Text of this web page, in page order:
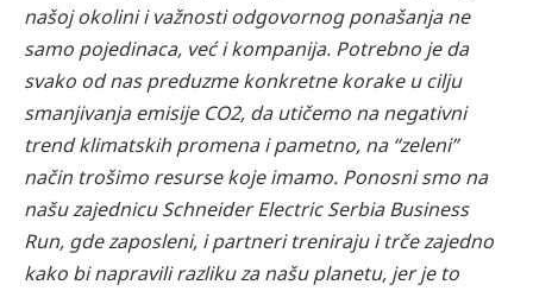
našoj okolini i važnosti odgovornog ponašanja ne
samo pojedinaca, već i kompanija. Potrebno je da
svako od nas preduzme konkretne korake u cilju
smanjivanja emisije CO2, da utičemo na negativni
trend klimatskih promena i pametno, na “zeleni”
način trošimo resurse koje imamo. Ponosni smo na
našu zajednicu Schneider Electric Serbia Business
Run, gde zaposleni, i partneri treniraju i trče zajedno
kako bi napravili razliku za našu planetu, jer je to